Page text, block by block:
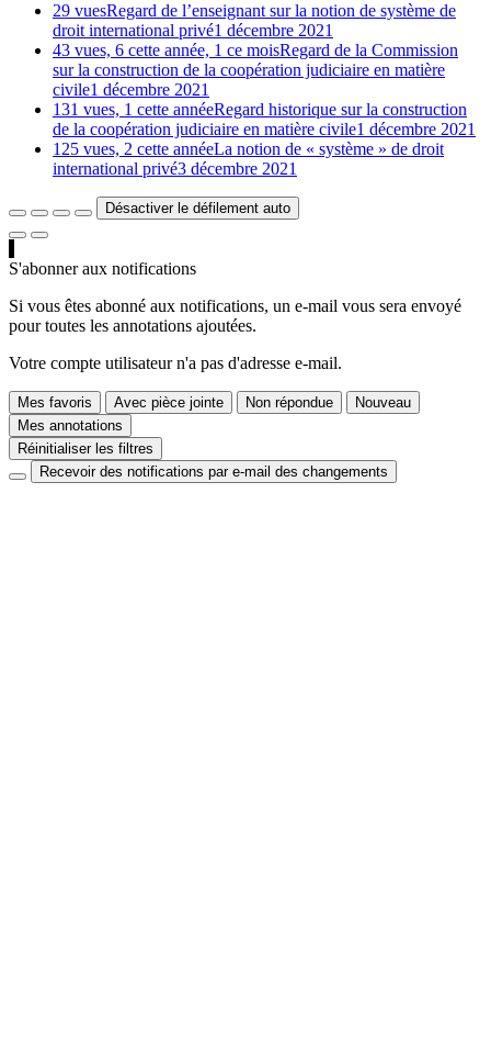
29 vuesRegard de l’enseignant sur la notion de système de
droit international privé1 décembre 2021
43 vues, 6 cette année, 1 ce moisRegard de la Commission
sur la construction de la coopération judiciaire en matière
civile1 décembre 2021
131 vues, 1 cette annéeRegard historique sur la construction
de la coopération judiciaire en matière civile1 décembre 2021
125 vues, 2 cette annéeLa notion de « système » de droit
international privé3 décembre 2021
Désactiver le défilement auto
S'abonner aux notifications
Si vous êtes abonné aux notifications, un e-mail vous sera envoyé
pour toutes les annotations ajoutées.
Votre compte utilisateur n'a pas d'adresse e-mail.
Mes favoris Avec pièce jointe Non répondue
Nouveau
Mes annotations
Réinitialiser les filtres
Recevoir des notifications par e-mail des changements